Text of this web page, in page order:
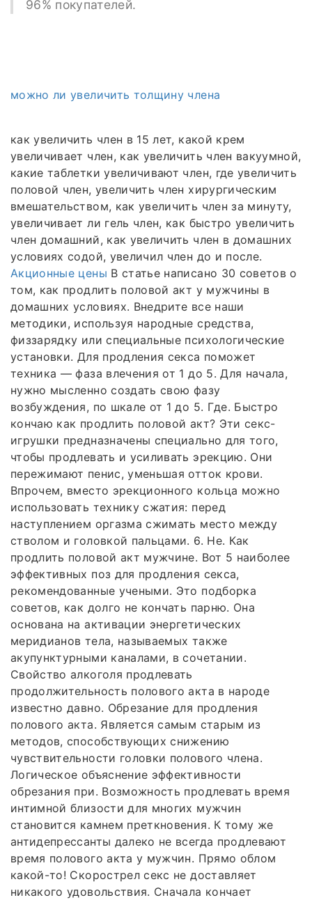
96% покупателей.
можно ли увеличить толщину члена
как увеличить член в 15 лет, какой крем
увеличивает член, как увеличить член вакуумной,
какие таблетки увеличивают член, где увеличить
половой член, увеличить член хирургическим
вмешательством, как увеличить член за минуту,
увеличивает ли гель член, как быстро увеличить
член домашний, как увеличить член в домашних
условиях содой, увеличил член до и после.
Акционные цены В статье написано 30 советов о
том, как продлить половой акт у мужчины в
домашних условиях. Внедрите все наши
методики, используя народные средства,
физзарядку или специальные психологические
установки. Для продления секса поможет
техника — фаза влечения от 1 до 5. Для начала,
нужно мысленно создать свою фазу
возбуждения, по шкале от 1 до 5. Где. Быстро
кончаю как продлить половой акт? Эти секс-
игрушки предназначены специально для того,
чтобы продлевать и усиливать эрекцию. Они
пережимают пенис, уменьшая отток крови.
Впрочем, вместо эрекционного кольца можно
использовать технику сжатия: перед
наступлением оргазма сжимать место между
стволом и головкой пальцами. 6. Не. Как
продлить половой акт мужчине. Вот 5 наиболее
эффективных поз для продления секса,
рекомендованные учеными. Это подборка
советов, как долго не кончать парню. Она
основана на активации энергетических
меридианов тела, называемых также
акупунктурными каналами, в сочетании.
Свойство алкоголя продлевать
продолжительность полового акта в народе
известно давно. Обрезание для продления
полового акта. Является самым старым из
методов, способствующих снижению
чувствительности головки полового члена.
Логическое объяснение эффективности
обрезания при. Возможность продлевать время
интимной близости для многих мужчин
становится камнем преткновения. К тому же
антидепрессанты далеко не всегда продлевают
время полового акта у мужчин. Прямо облом
какой-то! Скорострел секс не доставляет
никакого удовольствия. Сначала кончает